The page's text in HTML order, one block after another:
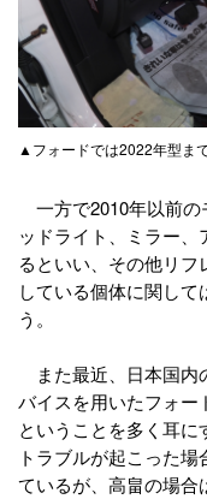
▲フォードでは2022年型ま
一方で2010年以前の
ッドライト、ミラー
るといい、その他リ
している個体に関し
う。
また最近、日本国内
バイスを用いたフォー
ということを多く耳
トラブルが起こった
ているが、高畠の場合